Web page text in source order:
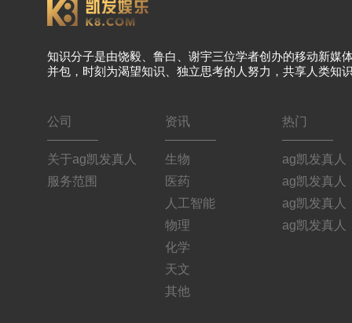
知识分子是由饶毅、鲁白、谢宇三位学者创办的移动新媒
并包，时刻为渴望知识、独立思考的人努力，共享人类知
公司
关于ag凯发真人
服务范围
资讯
生物
医药
人工智能
物理
化学
天文
其他
热门
ag凯发真人
ag凯发真人
ag凯发真人
ag凯发真人